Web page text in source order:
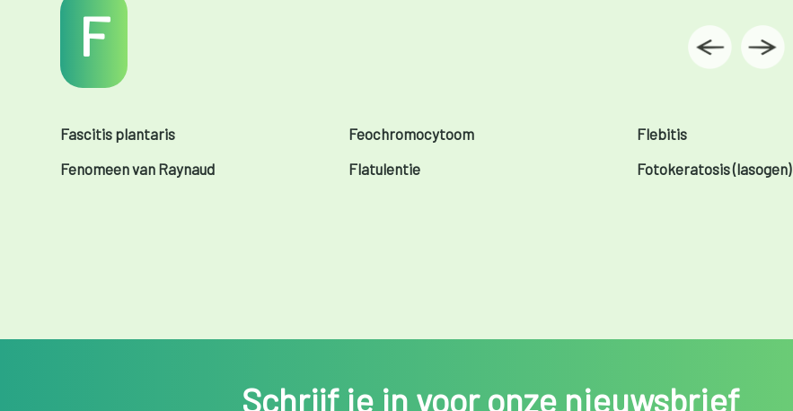
F
Fascitis plantaris
Fenomeen van Raynaud
Feochromocytoom
Flatulentie
Flebitis
Fotokeratosis (lasogen)
Schrijf je in voor onze nieuwsbrief